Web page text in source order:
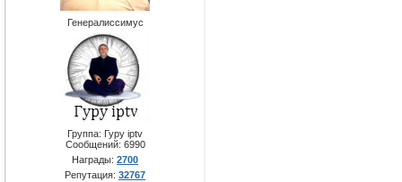
Генералиссимус
Группа: Гуру iptv
Сообщений: 6990
Награды: 2700
Репутация: 32767